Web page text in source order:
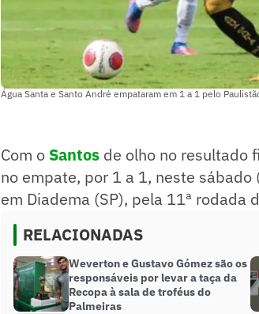
Água Santa e Santo André empataram em 1 a 1 pelo
Com o Santos de olho no resultado
no empate, por 1 a 1, neste
em Diadema (SP), pela 11ª rodada
RELACIONADAS
Weverton e Gustavo Gómez são os
responsáveis por levar a taça da
Recopa à sala de troféus do
Palmeiras